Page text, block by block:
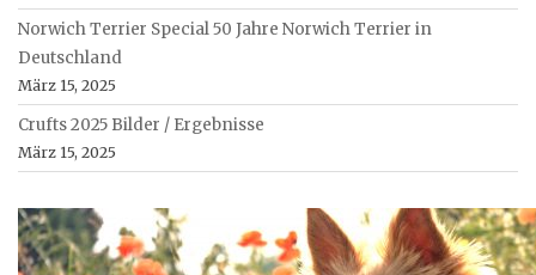
Norwich Terrier Special 50 Jahre Norwich Terrier in
Deutschland
März 15, 2025
Crufts 2025 Bilder / Ergebnisse
März 15, 2025